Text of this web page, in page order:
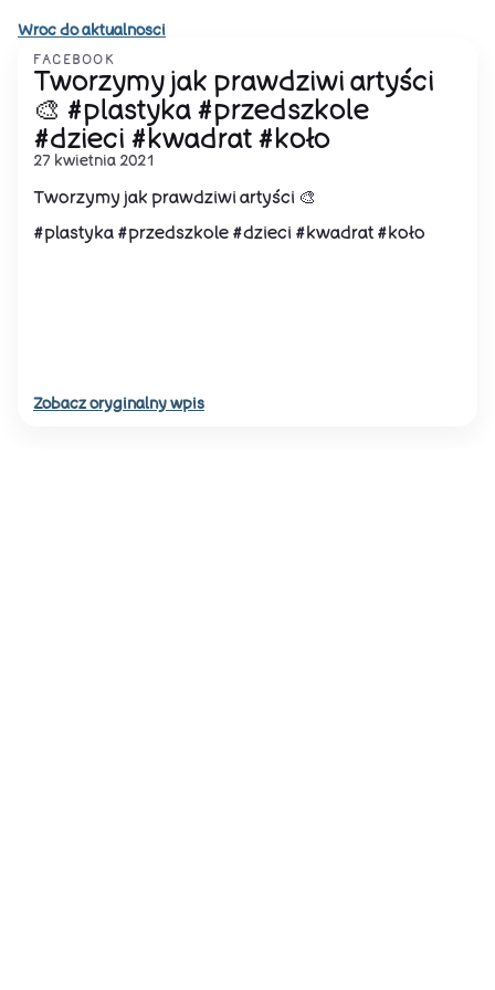
Wroc do aktualnosci
FACEBOOK
Tworzymy jak prawdziwi artyści
🎨 #plastyka #przedszkole
#dzieci #kwadrat #koło
27 kwietnia 2021
Tworzymy jak prawdziwi artyści 🎨
#plastyka #przedszkole #dzieci #kwadrat #koło
Zobacz oryginalny wpis